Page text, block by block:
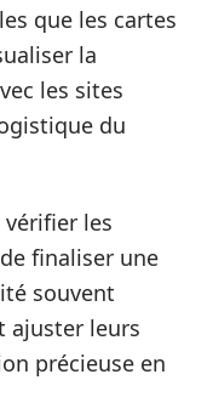
que les cartes
la
les sites
du
les
finaliser une
souvent
ajuster leurs
précieuse en